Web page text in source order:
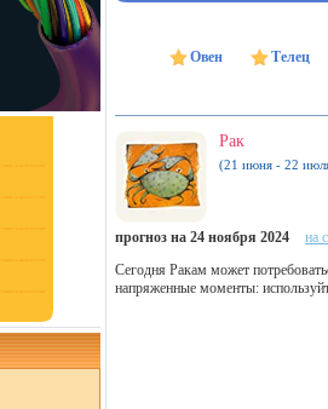
Овен Телец
Рак
(21 июня - 22
прогноз на 24 ноября 2024 на
Сегодня Ракам может
напряженные моменты: